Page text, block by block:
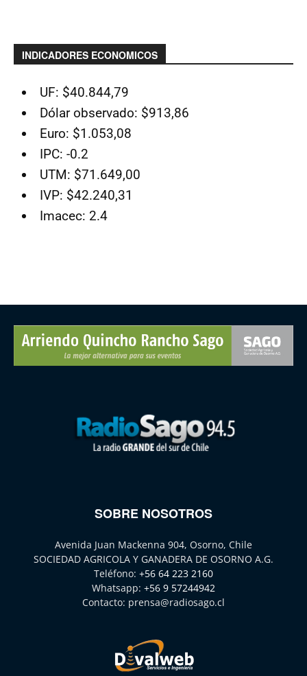
INDICADORES ECONOMICOS
UF: $40.844,79
Dólar observado: $913,86
Euro: $1.053,08
IPC: -0.2
UTM: $71.649,00
IVP: $42.240,31
Imacec: 2.4
SOBRE NOSOTROS
Avenida Juan Mackenna 904, Osorno, Chile
SOCIEDAD AGRICOLA Y GANADERA DE OSORNO A.G.
Teléfono: +56 64 223 2160
Whatsapp: +56 9 57244942
Contacto: prensa@radiosago.cl